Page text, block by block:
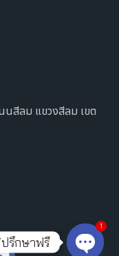
นสีลม แขวงสีลม เขต
รึกษาฟรี
1